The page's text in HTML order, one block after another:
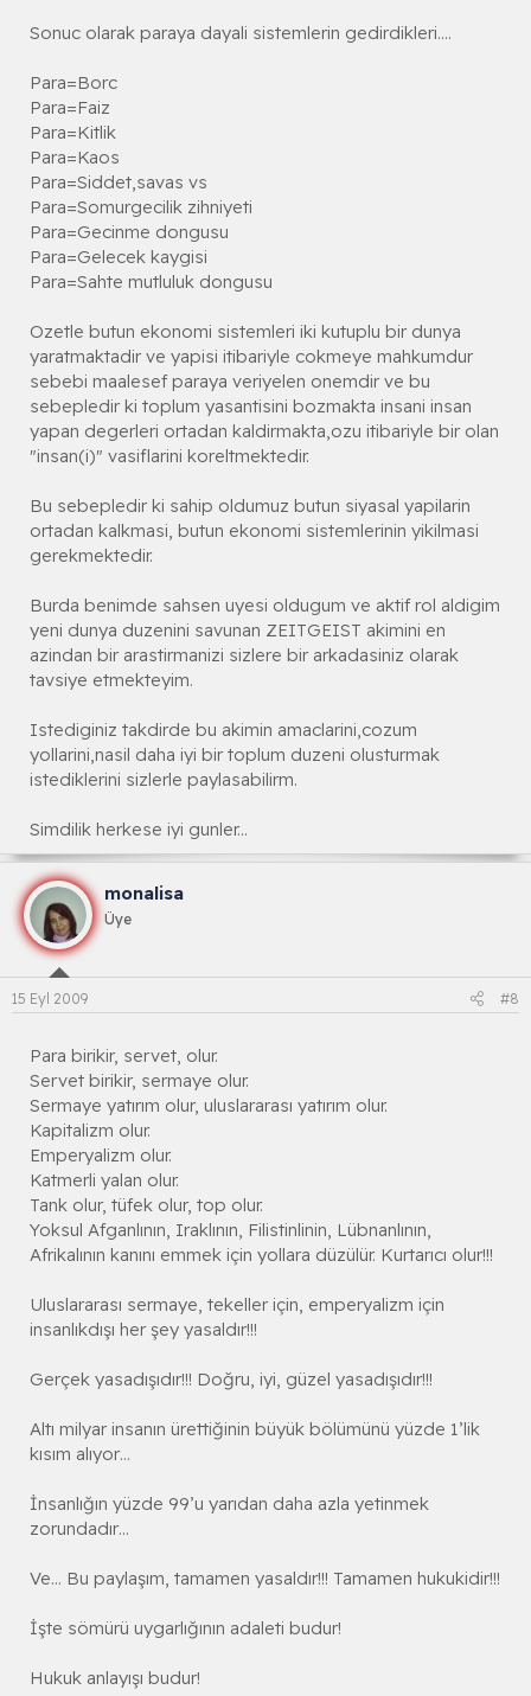
Sonuc olarak paraya dayali sistemlerin gedirdikleri....
Para=Borc
Para=Faiz
Para=Kitlik
Para=Kaos
Para=Siddet,savas vs
Para=Somurgecilik zihniyeti
Para=Gecinme dongusu
Para=Gelecek kaygisi
Para=Sahte mutluluk dongusu
Ozetle butun ekonomi sistemleri iki kutuplu bir dunya
yaratmaktadir ve yapisi itibariyle cokmeye mahkumdur
sebebi maalesef paraya veriyelen onemdir ve bu
sebepledir ki toplum yasantisini bozmakta insani insan
yapan degerleri ortadan kaldirmakta,ozu itibariyle bir olan
"insan(i)" vasiflarini koreltmektedir.
Bu sebepledir ki sahip oldumuz butun siyasal yapilarin
ortadan kalkmasi, butun ekonomi sistemlerinin yikilmasi
gerekmektedir.
Burda benimde sahsen uyesi oldugum ve aktif rol aldigim
yeni dunya duzenini savunan ZEITGEIST akimini en
azindan bir arastirmanizi sizlere bir arkadasiniz olarak
tavsiye etmekteyim.
Istediginiz takdirde bu akimin amaclarini,cozum
yollarini,nasil daha iyi bir toplum duzeni olusturmak
istediklerini sizlerle paylasabilirm.
Simdilik herkese iyi gunler...
monalisa
Üye
15 Eyl 2009 #8
Para birikir, servet, olur.
Servet birikir, sermaye olur.
Sermaye yatırım olur, uluslararası yatırım olur.
Kapitalizm olur.
Emperyalizm olur.
Katmerli yalan olur.
Tank olur, tüfek olur, top olur.
Yoksul Afganlının, Iraklının, Filistinlinin, Lübnanlının,
Afrikalının kanını emmek için yollara düzülür. Kurtarıcı olur!!!
Uluslararası sermaye, tekeller için, emperyalizm için
insanlıkdışı her şey yasaldır!!!
Gerçek yasadışıdır!!! Doğru, iyi, güzel yasadışıdır!!!
Altı milyar insanın ürettiğinin büyük bölümünü yüzde 1’lik
kısım alıyor…
İnsanlığın yüzde 99’u yarıdan daha azla yetinmek
zorundadır…
Ve… Bu paylaşım, tamamen yasaldır!!! Tamamen hukukidir!!!
İşte sömürü uygarlığının adaleti budur!
Hukuk anlayışı budur!